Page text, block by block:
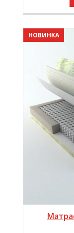
НОВИНКА